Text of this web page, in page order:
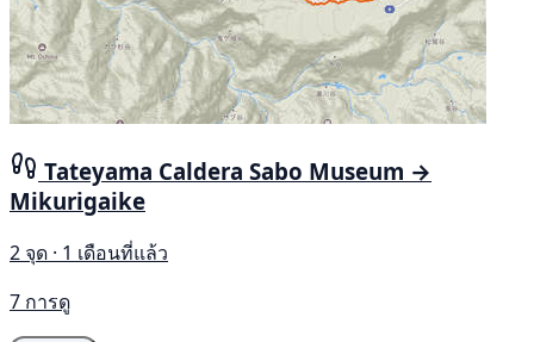
Tateyama Caldera Sabo Museum →
Mikurigaike
2 จุด · 1 เดือนที่แล้ว
7 การดู